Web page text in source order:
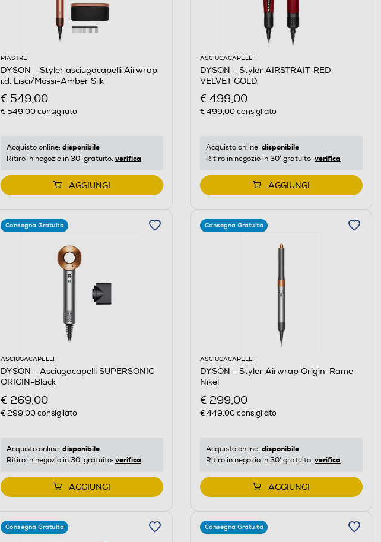
PIASTRE
DYSON - Styler asciugacapelli Airwrap
i.d. Lisci/Mossi-Amber Silk
€ 549,00
€ 549,00consigliato
Acquisto online: disponibile
Ritiro in negozio in 30' gratuito: verifica
AGGIUNGI
ASCIUGACAPELLI
DYSON - Styler AIRSTRAIT-RED
VELVET GOLD
€ 499,00
€ 499,00consigliato
Acquisto online: disponibile
Ritiro in negozio in 30' gratuito: verifica
AGGIUNGI
Consegna Gratuita
ASCIUGACAPELLI
DYSON - Asciugacapelli SUPERSONIC
ORIGIN-Black
€ 269,00
€ 299,00consigliato
Acquisto online: disponibile
Ritiro in negozio in 30' gratuito: verifica
AGGIUNGI
Consegna Gratuita
ASCIUGACAPELLI
DYSON - Styler Airwrap Origin-Rame
Nikel
€ 299,00
€ 449,00consigliato
Acquisto online: disponibile
Ritiro in negozio in 30' gratuito: verifica
AGGIUNGI
Consegna Gratuita Consegna Gratuita